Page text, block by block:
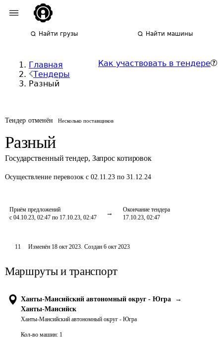
Найти грузы Найти машины
Главная
Тендеры
Разный
Как участвовать в тендере
Тендер отменён Несколько поставщиков
Разный
Государственный тендер, Запрос котировок
Осуществление перевозок с 02.11.23 по 31.12.24
Приём предложений
с 04.10.23, 02:47 по 17.10.23, 02:47
Окончание тендера
17.10.23, 02:47
11 Изменён 18 окт 2023. Создан 6 окт 2023
Маршруты и транспорт
Ханты-Мансийский автономный округ - Югра
→
Ханты-Мансийск
Ханты-Мансийский автономный округ - Югра
Кол-во машин: 1